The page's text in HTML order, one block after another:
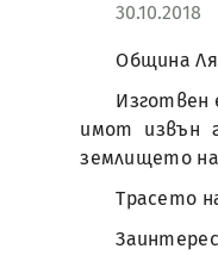
30.10.2018
Община
Изготвен
имот извън
землището на
Трасето